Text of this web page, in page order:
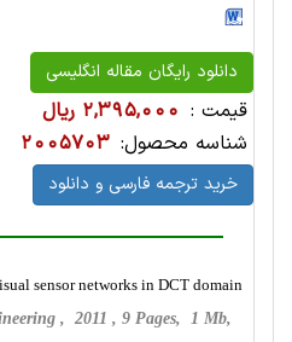
دانلود رایگان مقاله انگلیسی
قیمت : 2,395,000 ریال
شناسه محصول: 2005703
خرید ترجمه فارسی و دانلود
sensor networks in DCT domain
, 2011 , 9 Pages, 1 Mb,